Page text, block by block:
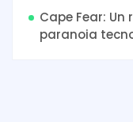
Cape Fear:
paranoia